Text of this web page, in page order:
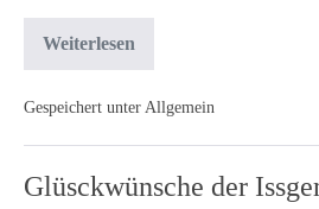
Weiterlesen
Gespeichert unter Allgemein
Glüsckwünsche der